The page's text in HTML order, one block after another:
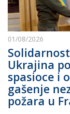
01/08/2026
Ukrajina
spasioce i
gašenje
požara u